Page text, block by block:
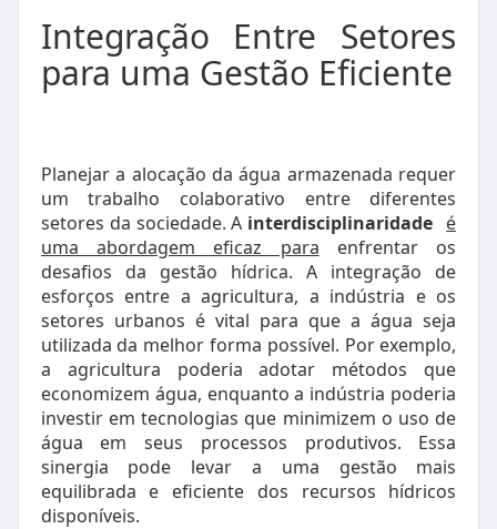
Integração Entre Setores
para uma Gestão Eficiente
Planejar a alocação da água armazenada requer
um trabalho colaborativo entre diferentes
setores da sociedade. A interdisciplinaridade é
uma abordagem eficaz para enfrentar os
desafios da gestão hídrica. A integração de
esforços entre a agricultura, a indústria e os
setores urbanos é vital para que a água seja
utilizada da melhor forma possível. Por exemplo,
a agricultura poderia adotar métodos que
economizem água, enquanto a indústria poderia
investir em tecnologias que minimizem o uso de
água em seus processos produtivos. Essa
sinergia pode levar a uma gestão mais
equilibrada e eficiente dos recursos hídricos
disponíveis.